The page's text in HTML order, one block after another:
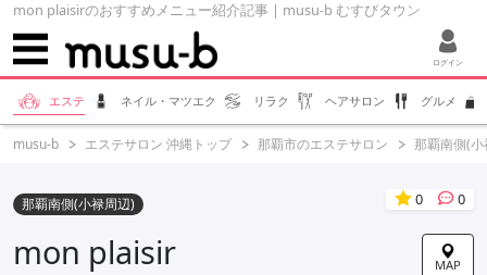
mon plaisirのおすすめメニュー紹介記事 | musu-b むすびタウン
ログイン
エステ ネイル・マツエク リラク ヘアサロン グルメ
musu-b エステサロン 沖縄トップ 那覇市のエステサロン 那覇南側(
那覇南側(小禄周辺) 0 0
MAP
mon plaisir